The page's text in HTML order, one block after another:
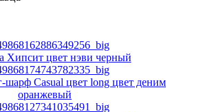
Хипсит цвет нэви черный
шарф Casual цвет long цвет деним
оранжевый